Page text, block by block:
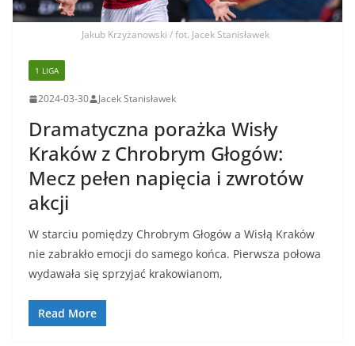
Jakub Krzyżanowski / fot. Jacek Stanisławek
1 LIGA
2024-03-30 Jacek Stanisławek
Dramatyczna porażka Wisły
Kraków z Chrobrym Głogów:
Mecz pełen napięcia i zwrotów
akcji
W starciu pomiędzy Chrobrym Głogów a Wisłą Kraków
nie zabrakło emocji do samego końca. Pierwsza połowa
wydawała się sprzyjać krakowianom,
Read More